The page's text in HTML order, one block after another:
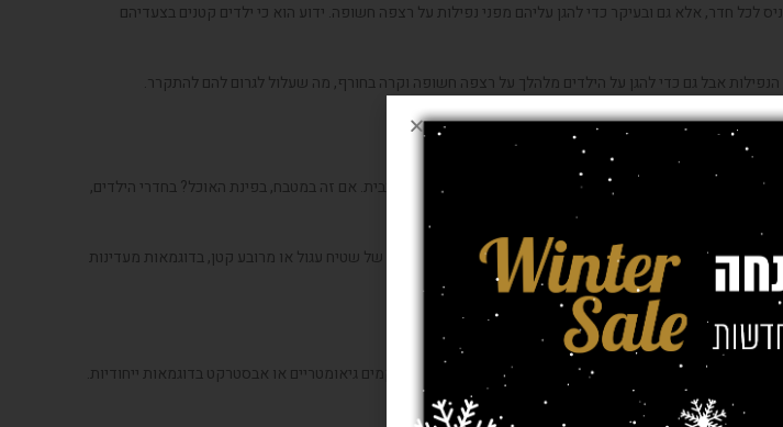
חדר, אלא גם ובעיקר כדי להגן עליהם מפני נפילות על רצפה חשופה. ידוע הוא כי ילדים קטנים בצעדיהם
אבל גם כדי להגן על הילדים מלהלך על רצפה חשופה וקרה בחורף, מה שעלול לגרום להם להתקרר.
מלבניים או מרובעים אשר עונים על צורך של כל פינה וחדר בבית. אם זה במטבח, בפינת האוכל? בחדרי הילדים,
לשים את הראש, להירגע וללכת לישון. הבחירה יכולה להיות של שטיח עגול או מרובע קטן, בדוגמאות מעדינות
בתחושת השלווה.
כאלה שמתאימים לסגנון של המטבח. מודרניים או וינטאג', במרקמים גיאומטריים או אבסטרקט בדוגמאות ייחודיות.